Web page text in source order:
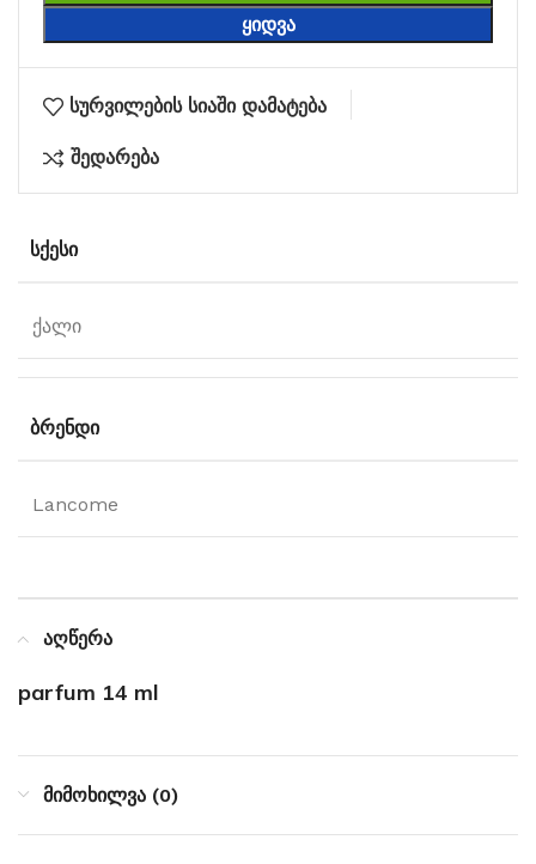
ᲧᲘᲓᲕᲐ
სურვილების სიაში დამატება
შედარება
ᲡᲥᲔᲡᲘ
ქალი
ᲑᲠᲔᲜᲓᲘ
Lancome
აღწერა
parfum 14 ml
მიმოხილვა (0)